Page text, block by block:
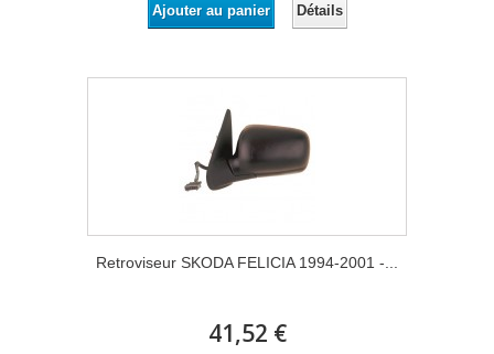
Ajouter au panier Détails
Retroviseur SKODA FELICIA 1994-2001 -...
41,52 €